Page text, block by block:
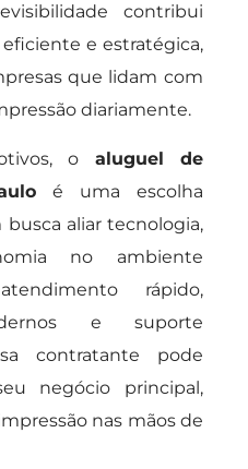
contribui
e estratégica,
que lidam com
diariamente.
o aluguel de
é uma escolha
aliar tecnologia,
no ambiente
rápido,
e suporte
contratante pode
negócio principal,
nas mãos de